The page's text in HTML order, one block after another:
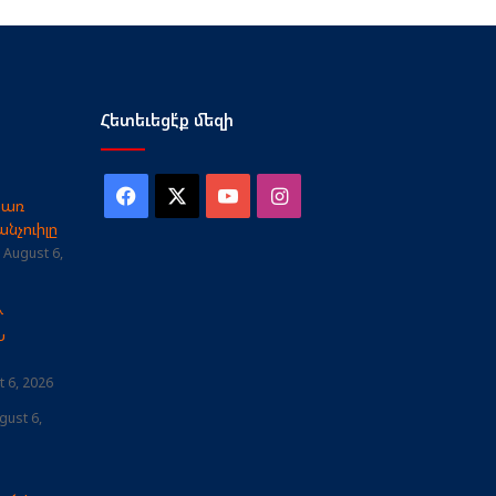
August 6,
6, 2026
6,
Հետեւեցէ՛ք մեզի
Facebook YouTubeInstagram